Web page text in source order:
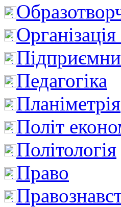
Педагогіка
Планіметрія
Політ
Політологія
Право